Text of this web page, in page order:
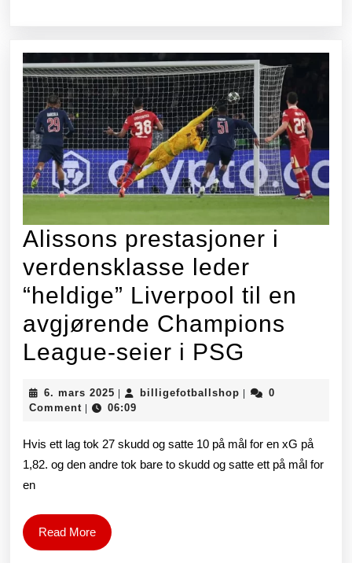
reise
Alissons prestasjoner i
verdensklasse leder
“heldige” Liverpool til en
avgjørende Champions
League-seier i PSG
i
leder
6. mars 2025 6.
mars
| billigefotballshop billigefotballshop
|
0
Comment | 06:09
Hvis ett lag tok 27 skudd og satte 10 på mål for en xG på
1,82. og den andre tok bare to skudd og satte ett på mål for
en
Read MoreRead
More